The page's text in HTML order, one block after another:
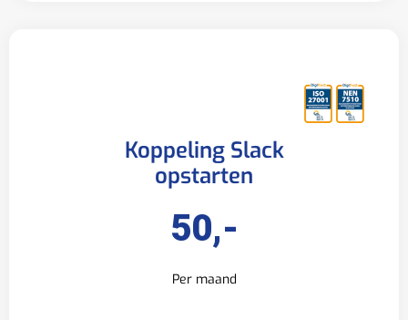
Koppeling Slack
opstarten
50,-
Per maand